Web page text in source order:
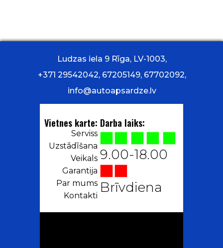
Brīvdiena
9.00-18.00
Darba laiks:
Ludzas iela 9 Rīga, LV-1003,
+371 29542042, 67205149, 67702092,
info@autoapsardze.lv
Kontakti
Par mums
Garantija
Veikals
Uzstādīšana
Serviss
Vietnes karte: